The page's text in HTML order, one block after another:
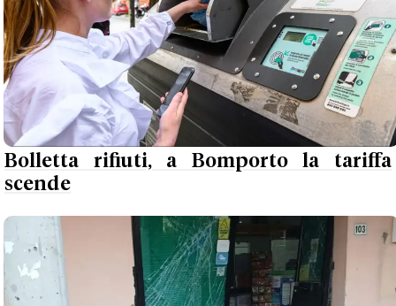
Bolletta rifiuti, a Bomporto la tariffa
scende